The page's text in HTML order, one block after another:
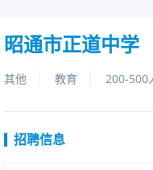
昭通市正道中学
其他 教育 200-500
招聘信息